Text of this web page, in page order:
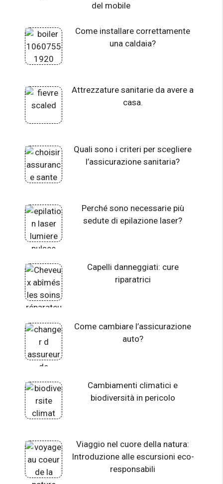
del mobile
Come installare correttamente
una caldaia?
Attrezzature sanitarie da avere a
casa.
Quali sono i criteri per scegliere
l’assicurazione sanitaria?
Perché sono necessarie più
sedute di epilazione laser?
Capelli danneggiati: cure
riparatrici
Come cambiare l’assicurazione
auto?
Cambiamenti climatici e
biodiversità in pericolo
Viaggio nel cuore della natura:
Introduzione alle escursioni eco-
responsabili